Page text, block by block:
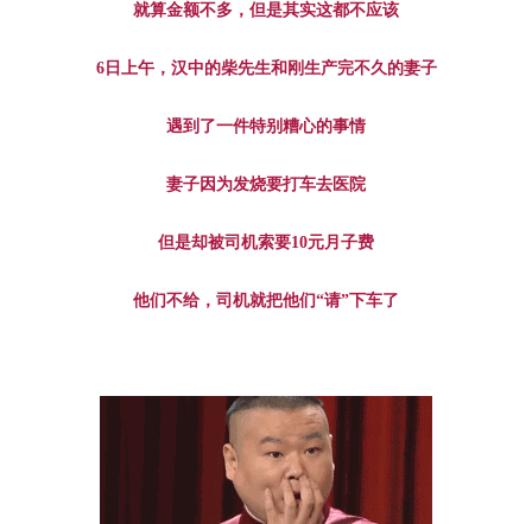
就算金额不多，但是其实这都不应该
6日上午，汉中的柴先生和刚生产完不久的妻子
遇到了一件特别糟心的事情
妻子因为发烧要打车去医院
但是却被司机索要10元月子费
他们不给，司机就把他们“请”下车了